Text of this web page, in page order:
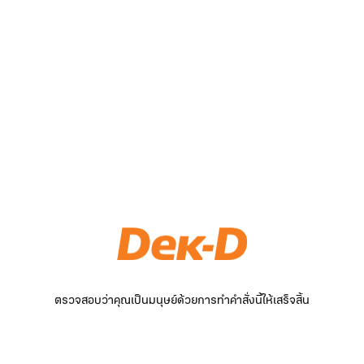
ตรวจสอบว่าคุณเป็นมนุษย์ด้วยการทำคำสั่งนี้ให้เสร็จสิ้น